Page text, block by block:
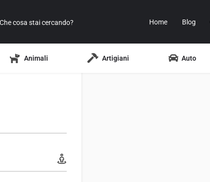
Home Blog
Animali Artigiani Auto